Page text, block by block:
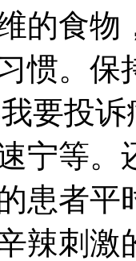
的食物
惯。
我要投
宁等。
患者平
辣刺激